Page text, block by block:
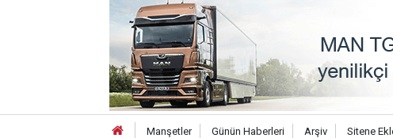
Manşetler Günün Haberleri Arşiv Sitene